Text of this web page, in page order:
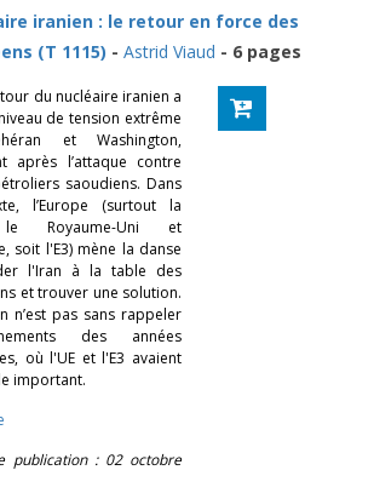
iranien : le retour en force des
(T 1115) - Astrid Viaud - 6 pages
du nucléaire iranien a
de tension extrême
et Washington,
après l’attaque contre
saoudiens. Dans
l’Europe (surtout la
le Royaume-Uni et
soit l'E3) mène la danse
l'Iran à la table des
et trouver une solution.
n’est pas sans rappeler
des années
où l'UE et l'E3 avaient
important.
publication : 02 octobre